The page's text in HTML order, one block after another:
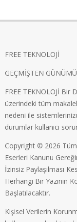
FREE TEKNOLOJİ
GEÇMİŞTEN
FREE TEKNOLOJİ Bir
üzerindeki tüm
nedeni ile
durumlar kullanıcı
Copyright © 2026 Tüm
Eserleri Kanunu
İzinsiz Paylaşılması
Herhangi Bir Yazının
Başlatılacaktır.
Kişisel Verilerin